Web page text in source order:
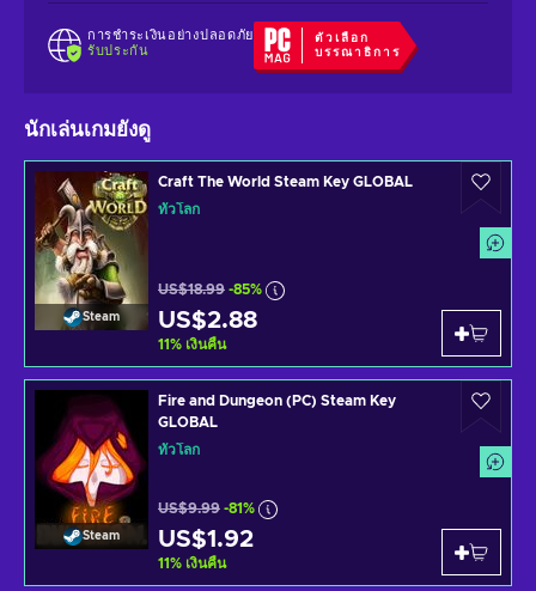
การชำระเงินอย่างปลอดภัย
รับประกัน
ตัวเลือก
บรรณาธิการ
นักเล่นเกมยังดู
Steam
Craft The World Steam Key GLOBAL
ทั่วโลก
US$18.99 -85%
US$2.88
11% เงินคืน
Steam
Fire and Dungeon (PC) Steam Key
GLOBAL
ทั่วโลก
US$9.99 -81%
US$1.92
11% เงินคืน